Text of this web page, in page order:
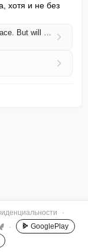
хотя и не без
Oliver Glasner has found success at Palace. But will he fall into the Thomas Frank trap?
·
·
GooglePlay